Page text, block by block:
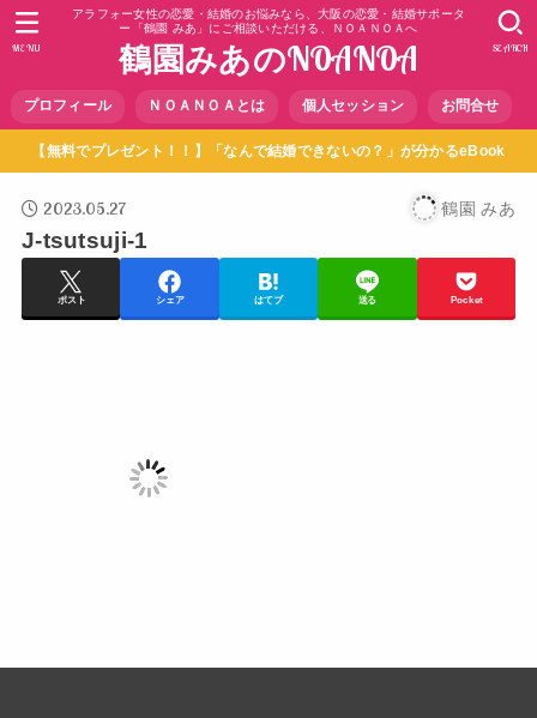
アラフォー女性の恋愛・結婚のお悩みなら、大阪の恋愛・結婚サポータ
ー「鶴園 みあ」にご相談いただける、ＮＯＡＮＯＡへ
鶴園みあのNOANOA
プロフィール ＮＯＡＮＯＡとは 個人セッション お問合せ
SEARCH
MENU
【無料でプレゼント！！】「なんで結婚できないの？」が分かるeBook
2023.05.27 鶴園 みあ
J-tsutsuji-1
ポスト シェア はてブ 送る Pocket